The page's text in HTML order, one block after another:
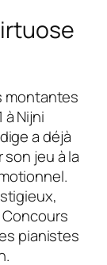
montantes
Nijni
a déjà
son jeu à la
pianistes